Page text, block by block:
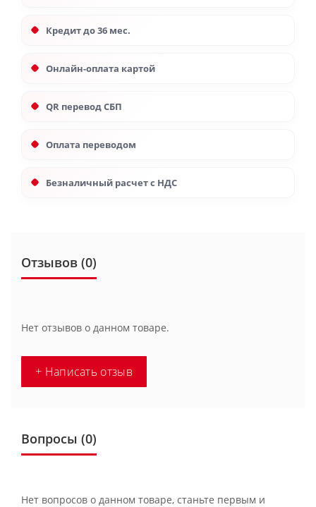
Кредит до 36 мес.
Онлайн-оплата картой
QR перевод СБП
Оплата переводом
Безналичный расчет с НДС
Отзывов (0)
Нет отзывов о данном товаре.
+ Написать отзыв
Вопросы (0)
Нет вопросов о данном товаре, станьте первым и